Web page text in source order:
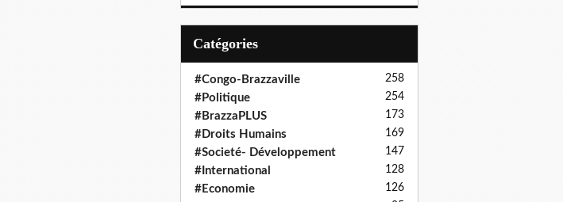
Catégories
#Congo-Brazzaville 258
#Politique 254
#BrazzaPLUS 173
#Droits Humains 169
#Societé- Développement 147
#International 128
#Economie 126